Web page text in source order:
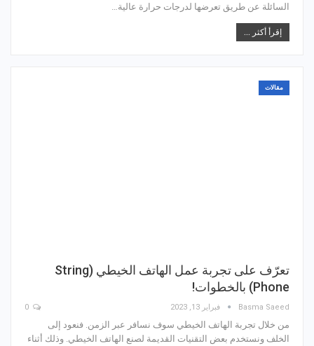
السائلة عن طريق تعرضها لدرجات حرارة عالية…
إقرأ أكثر ...
مقالات
تعرّف على تجربة عمل الهاتف الخيطي (String
Phone) بالخطوات!
Basma Saeed فبراير 13, 2023
من خلال تجربة الهاتف الخيطي سوف نسافر عبر الزمن. فنعود إلى
الخلف ونستخدم بعض التقنيات القديمة لصنع الهاتف الخيطي. وذلك أثناء